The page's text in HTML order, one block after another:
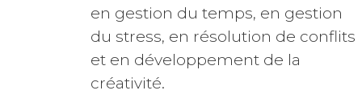
en gestion du temps, en gestion
du stress, en résolution de conflits
et en développement de la
créativité.